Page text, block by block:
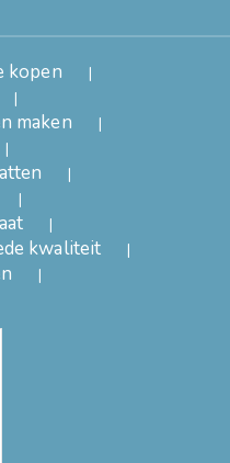
kopen
maken
kwaliteit